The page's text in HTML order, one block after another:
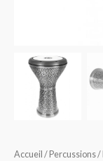
Accueil / Percussions/